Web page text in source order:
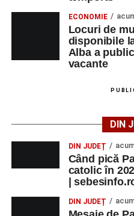
ECONOMIE
Locuri de
disponibile
Alba a
vacante
DIN
DIN JUDEȚ
Când pică
catolic în
|
DIN JUDEȚ